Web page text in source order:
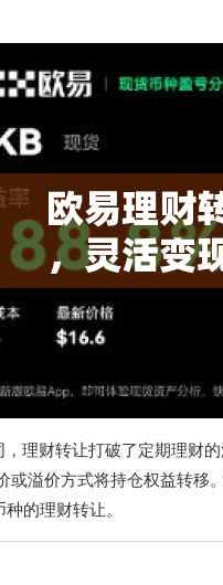
，理财转让打破了定期理财
溢价方式将持仓权益转移。
的理财转让。